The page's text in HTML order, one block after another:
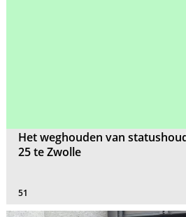
Het weghouden van
25 te Zwolle
51